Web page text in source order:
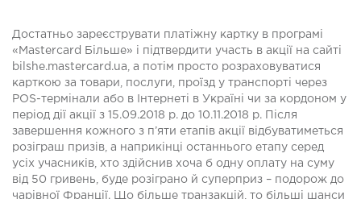
Достатньо зареєструвати платіжну картку в програмі
«Mastercard Більше» і підтвердити участь в акції на сайті
bilshe.mastercard.ua, а потім просто розраховуватися
карткою за товари, послуги, проїзд у транспорті через
POS-термінали або в Інтернеті в Україні чи за кордоном у
період дії акції з 15.09.2018 р. до 10.11.2018 р. Після
завершення кожного з п’яти етапів акції відбуватиметься
розіграш призів, а наприкінці останнього етапу серед
усіх учасників, хто здійснив хоча б одну оплату на суму
від 50 гривень, буде розіграно й суперприз – подорож до
чарівної Франції. Що більше транзакцій, то більші шанси